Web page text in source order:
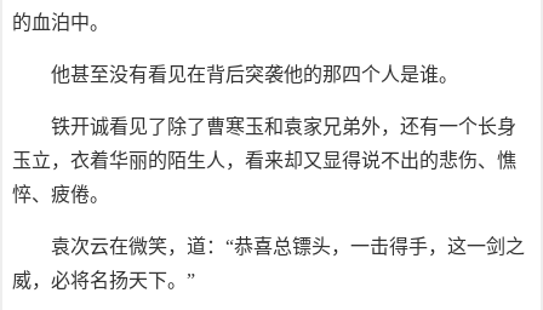
的血泊中。
他甚至没有看见在背后突袭他的那四个人是谁。
铁开诚看见了除了曹寒玉和袁家兄弟外，还有一个长身
玉立，衣着华丽的陌生人，看来却又显得说不出的悲伤、憔
悴、疲倦。
袁次云在微笑，道：“恭喜总镖头，一击得手，这一剑之
威，必将名扬天下。”